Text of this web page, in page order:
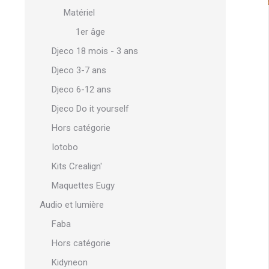
Matériel
1er âge
Djeco 18 mois - 3 ans
Djeco 3-7 ans
Djeco 6-12 ans
Djeco Do it yourself
Hors catégorie
Iotobo
Kits Crealign'
Maquettes Eugy
Audio et lumière
Faba
Hors catégorie
Kidyneon